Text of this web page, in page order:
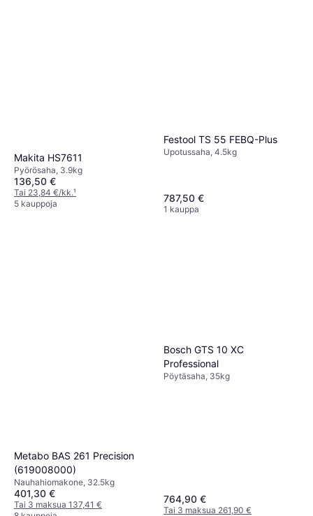
Makita HS7611
Pyörösaha, 3.9kg
136,50 €
Tai 23,84 €/kk.¹
5 kauppoja
Festool TS 55 FEBQ-Plus
Upotussaha, 4.5kg
787,50 €
1 kauppa
Metabo BAS 261 Precision
(619008000)
Nauhahiomakone, 32.5kg
401,30 €
Tai 3 maksua 137,41 €
Bosch GTS 10 XC
Professional
Pöytäsaha, 35kg
764,90 €
Tai 3 maksua 261,90 €